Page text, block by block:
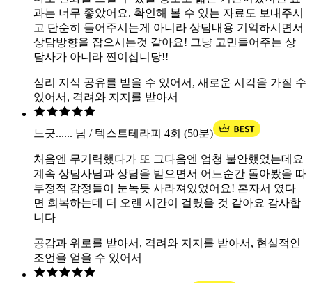
과는 너무 좋았어요. 확인해 볼 수 있는 자료도 보내주시
고 단순히 들어주시는게 아니라 상담내용 기억하시면서
상담방향을 잡으시는것 같아요! 그냥 고민들어주는 상
담사가 아니라 찐이십니당!!
심리 지식 공유를 받을 수 있어서, 새로운 시각을 가질 수
있어서, 격려와 지지를 받아서
느긋...... 님 / 텍스트테라피 4회 (50분)
처음엔 무기력했다가 또 그다음엔 엄청 불안했었는데요
계속 상담사님과 상담을 받으면서 어느순간 돌아봤을 따
부정적 감정들이 눈녹듯 사라져있었어요! 혼자서 였다
면 회복하는데 더 오랜 시간이 걸렸을 것 같아요 감사합
니다
공감과 위로를 받아서, 격려와 지지를 받아서, 현실적인
조언을 얻을 수 있어서